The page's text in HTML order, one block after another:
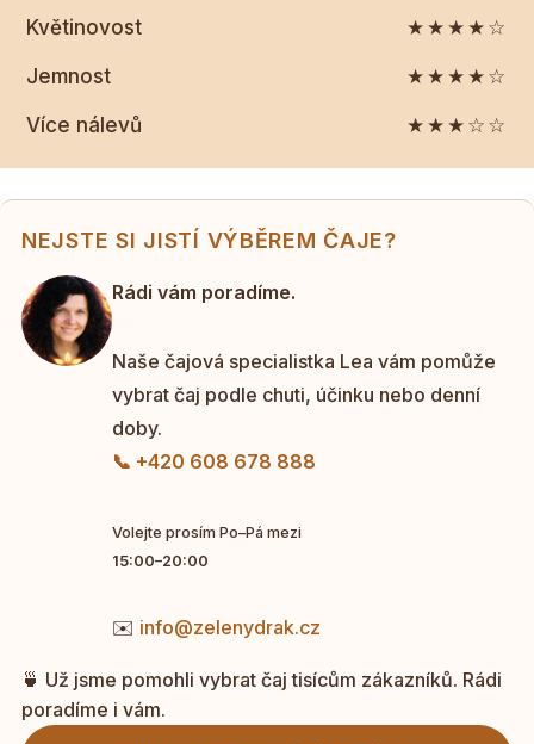
Květinovost ★★★★☆
Jemnost ★★★★☆
Více nálevů ★★★☆☆
NEJSTE SI JISTÍ VÝBĚREM ČAJE?
Rádi vám poradíme.
Naše čajová specialistka Lea vám pomůže
vybrat čaj podle chuti, účinku nebo denní
doby.
📞 +420 608 678 888
Volejte prosím Po–Pá mezi
15:00–20:00
✉️ info@zelenydrak.cz
🍵 Už jsme pomohli vybrat čaj tisícům zákazníků. Rádi
poradíme i vám.